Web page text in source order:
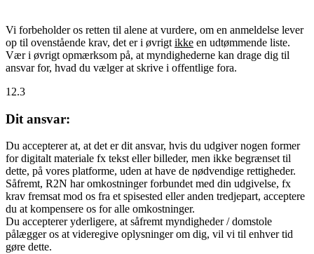
Vi forbeholder os retten til alene at vurdere, om en anmeldelse lever
op til ovenstående krav, det er i øvrigt ikke en udtømmende liste.
Vær i øvrigt opmærksom på, at myndighederne kan drage dig til
ansvar for, hvad du vælger at skrive i offentlige fora.
12.3
Dit ansvar:
Du accepterer at, at det er dit ansvar, hvis du udgiver nogen former
for digitalt materiale fx tekst eller billeder, men ikke begrænset til
dette, på vores platforme, uden at have de nødvendige rettigheder.
Såfremt, R2N har omkostninger forbundet med din udgivelse, fx
krav fremsat mod os fra et spisested eller anden tredjepart, acceptere
du at kompensere os for alle omkostninger.
Du accepterer yderligere, at såfremt myndigheder / domstole
pålægger os at videregive oplysninger om dig, vil vi til enhver tid
gøre dette.